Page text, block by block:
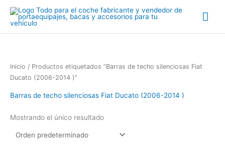
contenido
Inicio / Productos etiquetados “Barras de techo silenciosas Fiat
Ducato (2006-2014 )”
Barras de techo silenciosas Fiat Ducato (2006-2014 )
Mostrando el único resultado